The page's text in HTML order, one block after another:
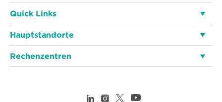
Quick Links
Hauptstandorte
Rechenzentren